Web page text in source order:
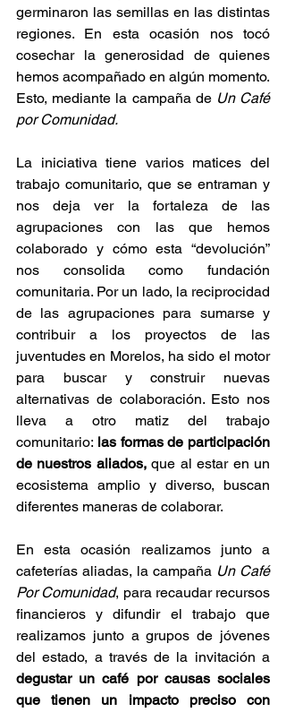
germinaron las semillas en las distintas
regiones. En esta ocasión nos tocó
cosechar la generosidad de quienes
hemos acompañado en algún momento.
Esto, mediante la campaña de Un Café
por Comunidad.
La iniciativa tiene varios matices del
trabajo comunitario, que se entraman y
nos deja ver la fortaleza de las
agrupaciones con las que hemos
colaborado y cómo esta “devolución”
nos consolida como fundación
comunitaria. Por un lado, la reciprocidad
de las agrupaciones para sumarse y
contribuir a los proyectos de las
juventudes en Morelos, ha sido el motor
para buscar y construir nuevas
alternativas de colaboración. Esto nos
lleva a otro matiz del trabajo
comunitario: las formas de participación
de nuestros aliados, que al estar en un
ecosistema amplio y diverso, buscan
diferentes maneras de colaborar.
En esta ocasión realizamos junto a
cafeterías aliadas, la campaña Un Café
Por Comunidad, para recaudar recursos
financieros y difundir el trabajo que
realizamos junto a grupos de jóvenes
degustar un café por causas sociales
que tienen un impacto preciso con